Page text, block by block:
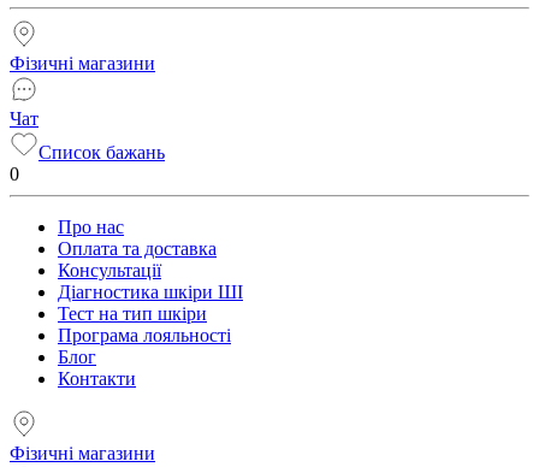
Фізичні магазини
Чат
Список бажань
0
Про нас
Оплата та доставка
Консультації
Діагностика шкіри ШІ
Тест на тип шкіри
Програма лояльності
Блог
Контакти
Фізичні магазини